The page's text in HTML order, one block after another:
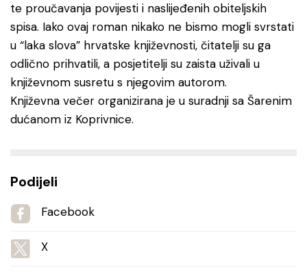
te proučavanja povijesti i naslijeđenih obiteljskih
spisa. Iako ovaj roman nikako ne bismo mogli svrstati
u “laka slova” hrvatske književnosti, čitatelji su ga
odlično prihvatili, a posjetitelji su zaista uživali u
književnom susretu s njegovim autorom.
Književna večer organizirana je u suradnji sa Šarenim
dućanom iz Koprivnice.
Podijeli
Facebook
X